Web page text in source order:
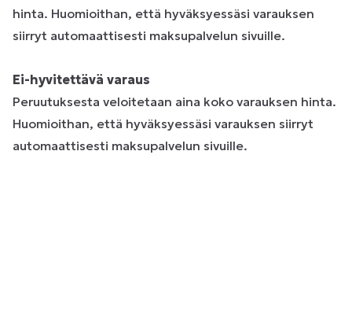
hinta. Huomioithan, että hyväksyessäsi varauksen
siirryt automaattisesti maksupalvelun sivuille.
Ei-hyvitettävä varaus
Peruutuksesta veloitetaan aina koko varauksen hinta.
Huomioithan, että hyväksyessäsi varauksen siirryt
automaattisesti maksupalvelun sivuille.